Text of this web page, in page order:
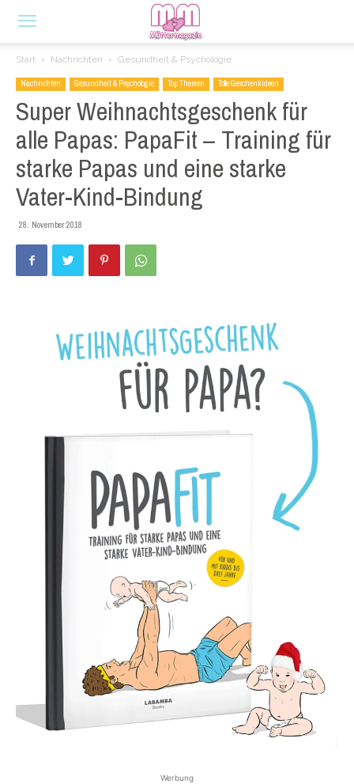
Start Nachrichten Gesundheit & Psychologie
Nachrichten Gesundheit & Psychologie Top Themen Tolle Geschenkideen
Super Weihnachtsgeschenk für
alle Papas: PapaFit – Training für
starke Papas und eine starke
Vater-Kind-Bindung
28. November 2018
Werbung